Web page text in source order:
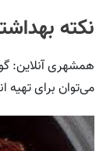
نکته
همشهری آنلاین:
می‌توان برای تهیه